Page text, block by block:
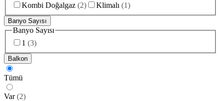
Kombi Doğalgaz (2) Klimalı (1)
Banyo Sayısı
Banyo Sayısı
1 (3)
Balkon
Tümü
Var (2)